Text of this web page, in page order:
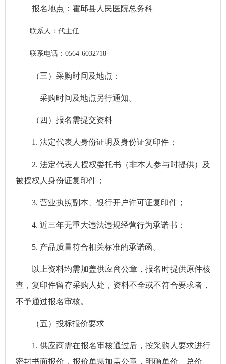
报名地点：霍邱县人民医院总务科
联系人：代主任
联系电话： 0564-6032718
（三） 采购时间及地点：
采购时间及地点另行通知。
（四）报名需提交资料
1. 法定代表人身份证明及身份证复印件；
2.法定代表人授权委托书（非本人参与时提供）及
被授权人身份证复印件；
3. 营业执照副本、银行开户许可证复印件；
4. 近三年无重大违法违规经营行为承诺书；
5. 产品质量符合相关标准的承诺函。
以上资料均需加盖供应商公章，报名时提供原件核
查，复印件留存采购人处，资料不全或不符合要求者，
不予通过报名审核。
（五）投标报价要求
1.供应商需在报名审核通过后，按采购人要求进行
密封书面报价，报价单需加盖公章，明确单价、总价、